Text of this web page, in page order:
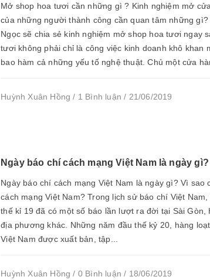
Mở shop hoa tươi cần những gì ? Kinh nghiệm mở
của những người thành công cần quan tâm những gì?
Ngọc sẽ chia sẻ kinh nghiệm mở shop hoa tươi ngay
tươi không phải chỉ là công việc kinh doanh khô khan
bao hàm cả những yếu tố nghệ thuật. Chủ một cửa
Huỳnh Xuân Hồng / 1 Bình luận / 21/06/2019
Ngày báo chí cách mạng Việt Nam là ngày gì?
Ngày báo chí cách mạng Việt Nam là ngày gì? Vì sao
cách mạng Việt Nam? Trong lịch sử báo chí Việt
thế kỉ 19 đã có một số báo lần lượt ra đời tại Sài Gòn,
địa phương khác. Những năm đầu thế kỷ 20, hàng
Việt Nam được xuất bản, tập...
Huỳnh Xuân Hồng / 0 Bình luận / 18/06/2019